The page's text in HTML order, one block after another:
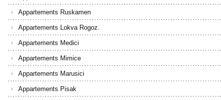
Appartements Ruskamen
Appartements Lokva Rogoz.
Appartements Medici
Appartements Mimice
Appartements Marusici
Appartements Pisak